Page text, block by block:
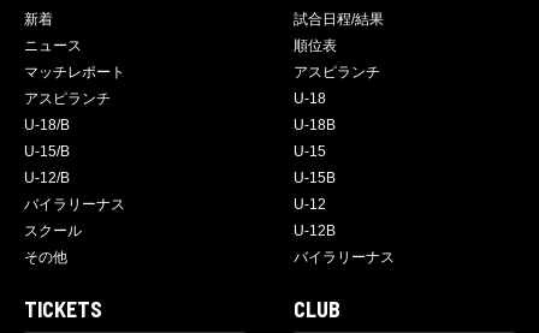
新着
ニュース
マッチレポート
アスピランチ
U-18/B
U-15/B
U-12/B
バイラリーナス
スクール
その他
試合日程/結果
順位表
アスピランチ
U-18
U-18B
U-15
U-15B
U-12
U-12B
バイラリーナス
TICKETS CLUB